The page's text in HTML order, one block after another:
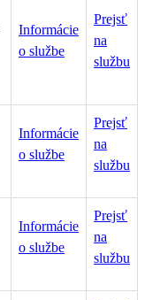
Informácie
o službe
Prejsť
na
službu
Informácie
o službe
Prejsť
na
službu
Informácie
o službe
Prejsť
na
službu